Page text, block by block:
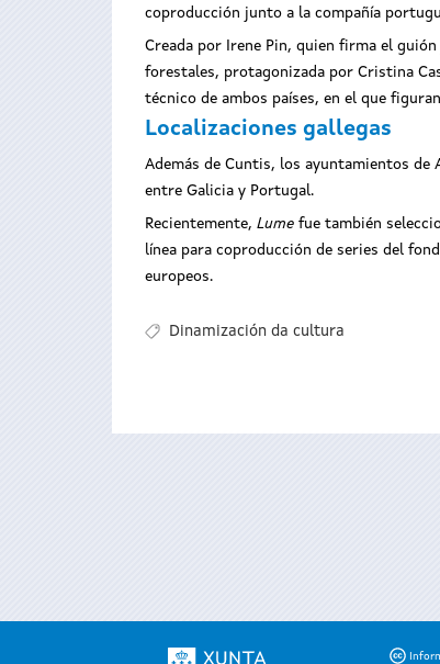
coproducción junto a la compañía
Creada por Irene Pin, quien firma el guión
forestales, protagonizada por Cristina
técnico de ambos países, en el que
Localizaciones gallegas
Además de Cuntis, los ayuntamientos de
entre Galicia y Portugal.
Recientemente, Lume fue también
línea para coproducción de series del
europeos.
Dinamización da cultura